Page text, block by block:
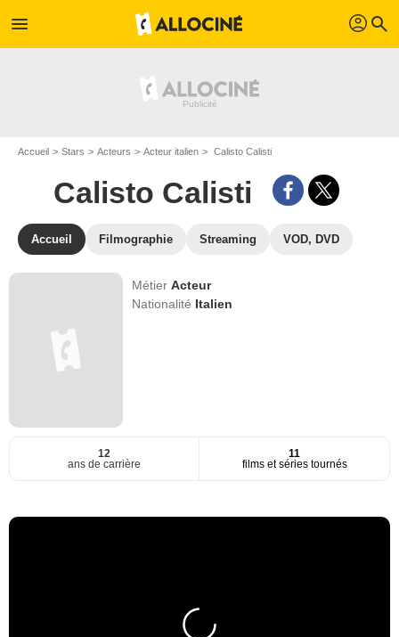
menu profil search
Accueil Stars Acteurs Acteur italien Calisto Calisti
Calisto Calisti
Accueil Filmographie Streaming VOD, DVD
MétierActeur
Nationalité Italien
12
ans de carrière
11
films et séries tournés